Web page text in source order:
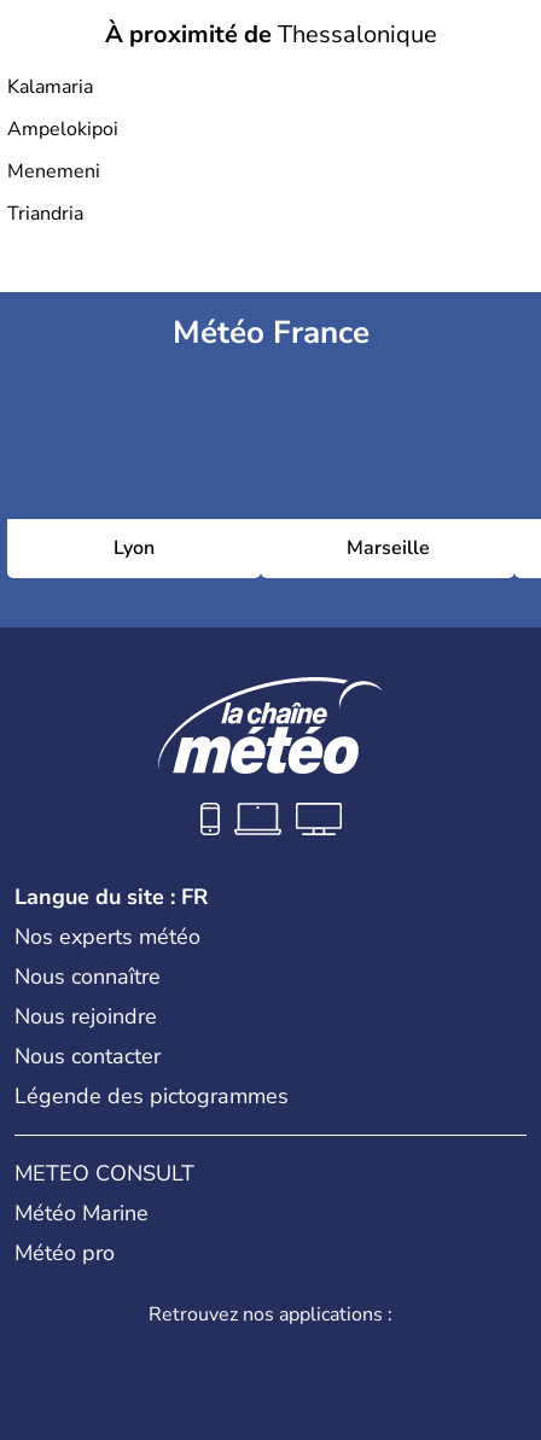
Municipal Stadium of Langadas
PAOK Stadium
À proximité deThessalonique
Kalamaria
Ampelokipoi
Menemeni
Triandria
Météo France
Lyon Marseille
Langue du site : FR
Nos experts météo
Nous connaître
Nous rejoindre
Nous contacter
Légende des pictogrammes
METEO CONSULT
Météo Marine
Météo pro
Retrouvez nos applications :